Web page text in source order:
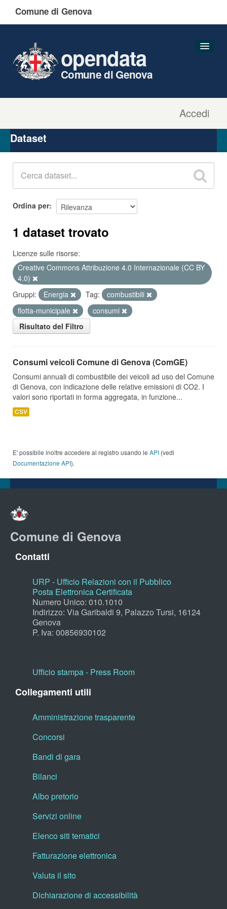
Comune di Genova
Accedi
opendata
Comune di Genova
Organizzazioni
Gruppi
Dataset
Ordina per
1 dataset trovato
Licenze sulle risorse:
Creative Commons Attribuzione 4.0 Internazionale (CC BY
4.0)
Gruppi:
Energia Tag:
combustibili
flotta-municipale
consumi
Risultato del Filtro
Consumi veicoli Comune di Genova (ComGE)
Consumi annuali di combustibile dei veicoli ad uso del Comune
di Genova, con indicazione delle relative emissioni di CO2. I
valori sono riportati in forma aggregata, in funzione...
CSV
E' possibile inoltre accedere al registro usando le API (vedi
Documentazione API).
Comune di Genova
Contatti
URP - Ufficio Relazioni con il Pubblico
Posta Elettronica Certificata
Numero Unico: 010.1010
Indirizzo: Via Garibaldi 9, Palazzo Tursi, 16124
Genova
P. Iva: 00856930102
Ufficio stampa - Press Room
Collegamenti utili
Amministrazione trasparente
Concorsi
Bandi di gara
Bilanci
Albo pretorio
Servizi online
Elenco siti tematici
Fatturazione elettronica
Valuta il sito
Dichiarazione di accessibilità